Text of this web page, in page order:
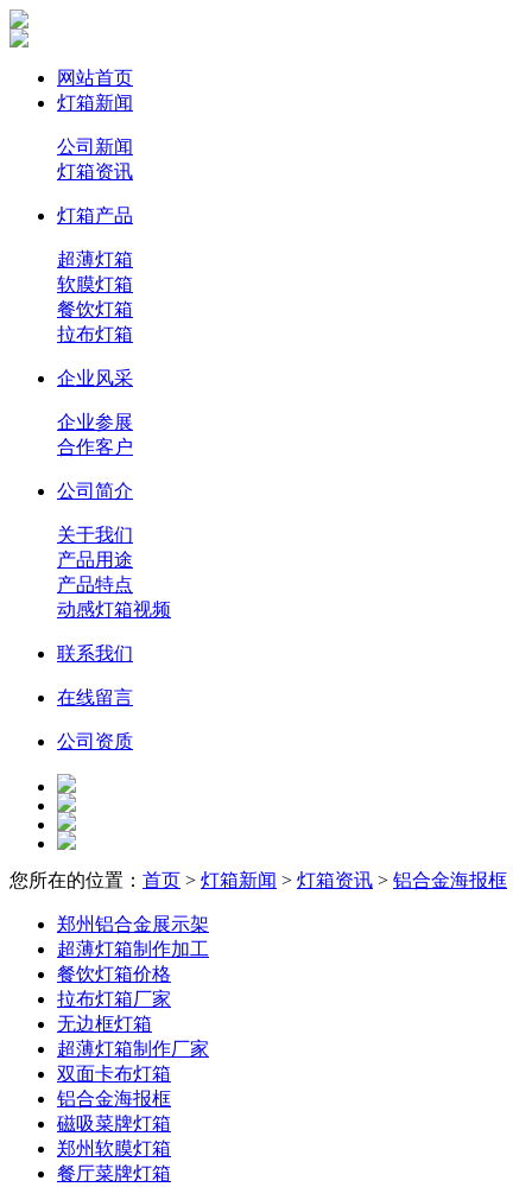
网站首页
灯箱新闻
公司新闻
灯箱资讯
灯箱产品
超薄灯箱
软膜灯箱
餐饮灯箱
拉布灯箱
企业风采
企业参展
合作客户
公司简介
关于我们
产品用途
产品特点
动感灯箱视频
联系我们
在线留言
公司资质
您所在的位置： 首页 > 灯箱新闻 > 灯箱资讯 > 铝合金海报框
郑州铝合金展示架
超薄灯箱制作加工
餐饮灯箱价格
拉布灯箱厂家
无边框灯箱
超薄灯箱制作厂家
双面卡布灯箱
铝合金海报框
磁吸菜牌灯箱
郑州软膜灯箱
餐厅菜牌灯箱